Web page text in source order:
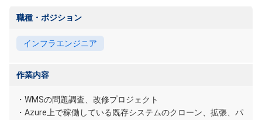
職種・ポジション
インフラエンジニア
作業内容
・WMSの問題調査、改修プロジェクト
・Azure上で稼働している既存システムのクローン、拡張、パ